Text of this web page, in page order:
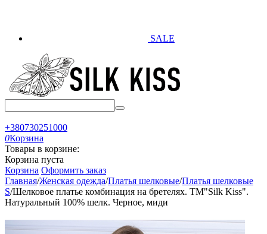
SALE
+380730251000
0Корзина
Товары в корзине:
Корзина пуста
Корзина Оформить заказ
Главная/Женская одежда/Платья шелковые/Платья шелковые
S/Шелковое платье комбинация на бретелях. TM"Silk Kiss".
Натуральный 100% шелк. Черное, миди